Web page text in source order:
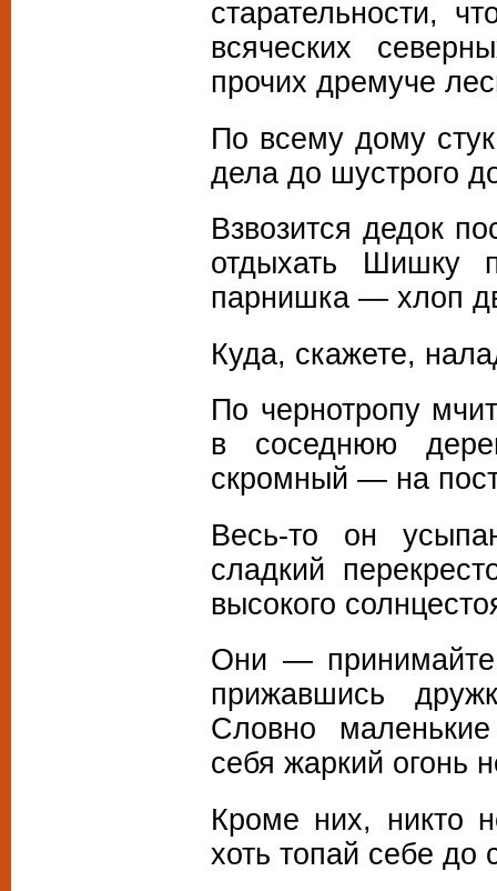
старательности,
всяческих
прочих дремуче
По всему дому
дела до шустрого
Взвозится дедок
отдыхать Шишку
парнишка — хлоп
Куда, скажете,
По чернотропу
в соседнюю
скромный — на
Весь-то он
сладкий
высокого
Они —
прижавшись
Словно
себя жаркий огонь
Кроме них, никто
хоть топай себе до